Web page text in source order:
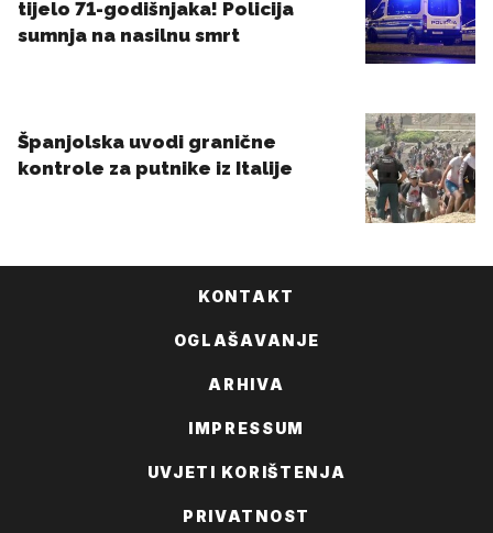
KONTAKT
OGLAŠAVANJE
ARHIVA
IMPRESSUM
UVJETI KORIŠTENJA
PRIVATNOST